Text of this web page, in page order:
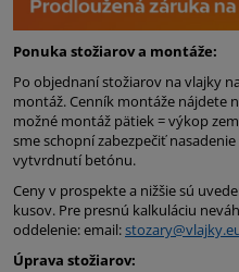
Ponuka stožiarov a montáže:
Po objednaní stožiarov na vlajky
montáž. Cenník montáže nájdete
možné montáž pätiek = výkop
sme schopní zabezpečiť
vytvrdnutí betónu.
Ceny v prospekte a nižšie sú
kusov. Pre presnú kalkuláciu
oddelenie: email:
Úprava stožiarov: